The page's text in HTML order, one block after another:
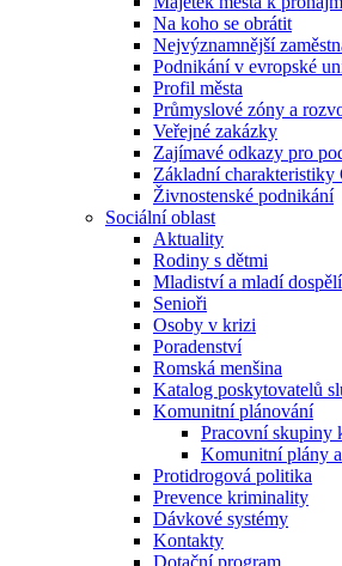
Na koho se obrátit
Nejvýznamnější
Podnikání v evropské
Profil města
Průmyslové zóny a
Veřejné zakázky
Zajímavé odkazy pro
Základní charakteristiky
Živnostenské podnikání
Sociální oblast
Aktuality
Rodiny s dětmi
Mladiství a mladí dospělí
Senioři
Osoby v krizi
Poradenství
Romská menšina
Katalog poskytovatelů
Komunitní plánování
Pracovní skupiny
Komunitní plány
Protidrogová politika
Prevence kriminality
Dávkové systémy
Kontakty